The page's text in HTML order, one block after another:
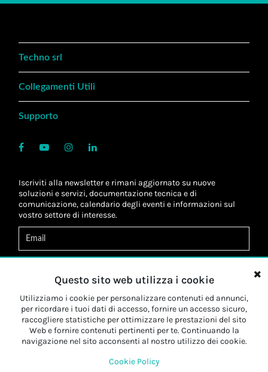
Techno srl
Collegamenti Utili
Supporto
Iscriviti alla newsletter e rimani aggiornato su nuove
soluzioni e servizi, documentazione tecnica e di
comunicazione, calendario degli eventi e informazioni sul
vostro settore di interesse.
Letta l'informativa, autorizzo altrattamento dei miei dati
personali*
Letta l'informativa, autorizzo al trattamento dei miei dati
personali a fini dimarketing*
Iscriviti
Questo sito web utilizza i cookie
Utilizziamo i cookie per personalizzare contenuti ed annunci,
per ricordare i tuoi dati di accesso, fornire un accesso sicuro,
raccogliere statistiche per ottimizzare le prestazioni del sito
Web e fornire contenuti pertinenti per te. Continuando la
navigazione nel sito acconsenti al nostro utilizzo dei cookie.
Cookie Policy